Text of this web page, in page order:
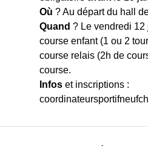
Où ? Au départ du hall
Quand ? Le vendredi 12
course enfant (1 ou 2
course relais (2h de
course.
Infos et inscriptions :